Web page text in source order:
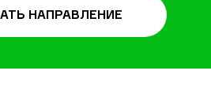
НАПРАВЛЕНИЕ